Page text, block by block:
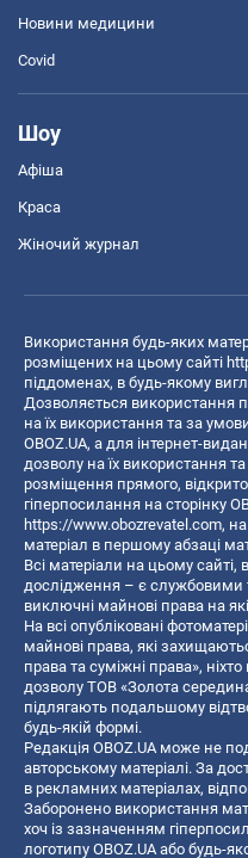
Новини медицини
Covid
Шоу
Афіша
Краса
Жіночий журнал
Використання будь-яких
розміщених на цьому сайті
піддоменах, в будь-якому
Дозволяється використання
на їх використання та за
OBOZ.UA, а для інтернет-
дозволу на їх використання
розміщення прямого,
гіперпосилання на сторінку
https://www.obozrevatel.com,
матеріал в першому абзаці
Всі матеріали на цьому сайті,
дослідження – є службовими
виключні майнові права на
На всі опубліковані
майнові права, які
права та суміжні права»,
дозволу ТОВ «Золота
підлягають подальшому
будь-якій формі.
Редакція OBOZ.UA може не
авторському матеріалі. За
в рекламних матеріалах,
Заборонено використання
хоч із зазначенням
логотипу OBOZ.UA або будь-